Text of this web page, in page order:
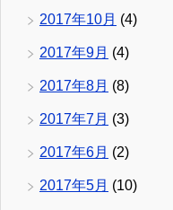
2017年10月 (4)
2017年9月 (4)
2017年8月 (8)
2017年7月 (3)
2017年6月 (2)
2017年5月 (10)